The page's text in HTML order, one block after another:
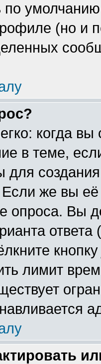
по
(но и
когда
в теме,
для
же вы её
опроса. Вы
ответа
лимит